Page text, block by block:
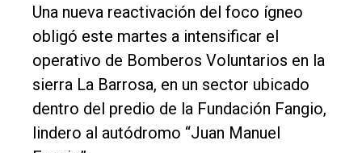
Rural
Deportes
Fúnebres
Edición
Empresa
Una nueva reactivación del foco ígneo
obligó este martes a intensificar el
operativo de Bomberos Voluntarios en la
sierra La Barrosa, en un sector ubicado
dentro del predio de la Fundación Fangio,
lindero al autódromo “Juan Manuel